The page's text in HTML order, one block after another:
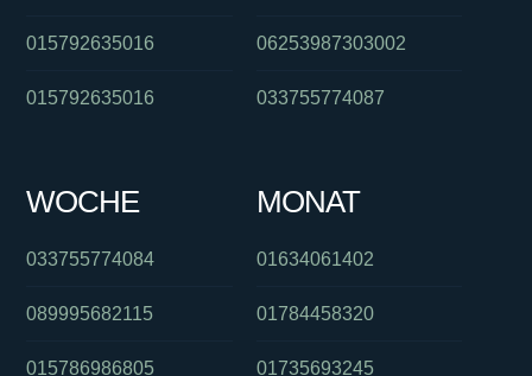
015792635016
015792635016
06253987303002
033755774087
WOCHE
033755774084
089995682115
015786986805
MONAT
01634061402
01784458320
01735693245